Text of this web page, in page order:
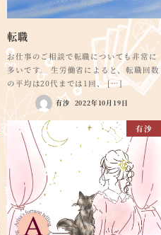
転職
お仕事のご相談で転職についても非常に
多いです。 生労働省によると、転職回数
の平均は20代までは1回、 […]
有沙 2022年10月19日
有沙